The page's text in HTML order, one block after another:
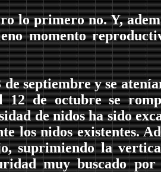
lo primero no. Y,
momento
septiembre y se
12 de octubre se
de nidos ha sido
los nidos existentes.
suprimiendo la
muy buscado por